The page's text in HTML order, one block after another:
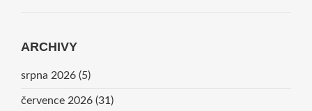
ARCHIVY
srpna 2026 (5)
července 2026 (31)